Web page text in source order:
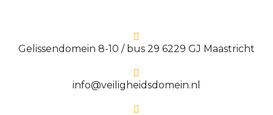
Gelissendomein 8-10 / bus 29 6229 GJ Maastricht
info@veiligheidsdomein.nl